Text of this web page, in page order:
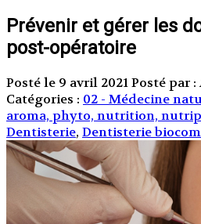
Prévenir et gérer les
post-opératoire
Posté le 9 avril 2021Posté par
Catégories : 02 - Médecine
aroma, phyto, nutrition,
Dentisterie, Dentisterie